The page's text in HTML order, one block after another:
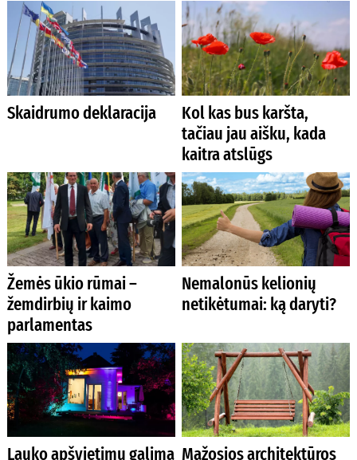
Skaidrumo deklaracija
Kol kas bus karšta,
tačiau jau aišku, kada
kaitra atslūgs
Žemės ūkio rūmai –
žemdirbių ir kaimo
parlamentas
Nemalonūs kelionių
netikėtumai: ką daryti?
Lauko apšvietimu galima Mažosios architektūros